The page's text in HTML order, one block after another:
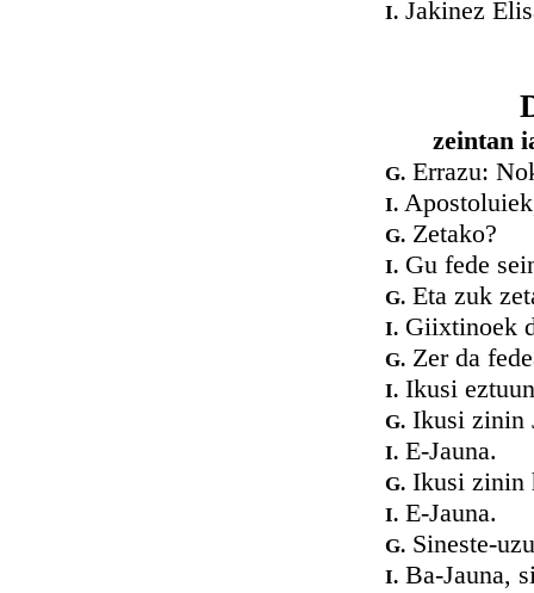
I. Jakinez
zeintan
G. Errazu:
I.
G. Zetako?
I. Gu fede
G. Eta zuk
I. Giixtinoek
G. Zer da
I. Ikusi
G. Ikusi zinin
I. E-Jauna.
G. Ikusi zinin
I. E-Jauna.
G. Sineste-
I. Ba-Jauna,